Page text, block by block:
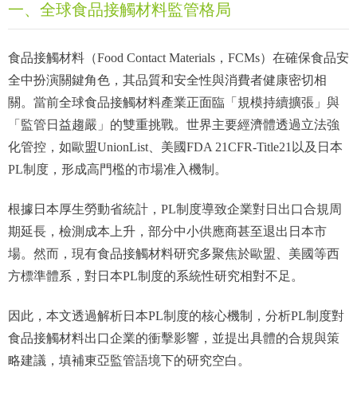
一、全球食品接觸材料監管格局
食品接觸材料（Food Contact Materials，FCMs）在確保食品安
全中扮演關鍵角色，其品質和安全性與消費者健康密切相
關。當前全球食品接觸材料產業正面臨「規模持續擴張」與
「監管日益趨嚴」的雙重挑戰。世界主要經濟體透過立法強
化管控，如歐盟UnionList、美國FDA 21CFR-Title21以及日本
PL制度，形成高門檻的市場准入機制。
根據日本厚生勞動省統計，PL制度導致企業對日出口合規周
期延長，檢測成本上升，部分中小供應商甚至退出日本市
場。然而，現有食品接觸材料研究多聚焦於歐盟、美國等西
方標準體系，對日本PL制度的系統性研究相對不足。
因此，本文透過解析日本PL制度的核心機制，分析PL制度對
食品接觸材料出口企業的衝擊影響，並提出具體的合規與策
略建議，填補東亞監管語境下的研究空白。